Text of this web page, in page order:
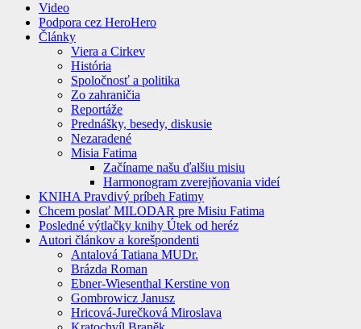
Video
Podpora cez HeroHero
Články
Viera a Cirkev
História
Spoločnosť a politika
Zo zahraničia
Reportáže
Prednášky, besedy, diskusie
Nezaradené
Misia Fatima
Začíname našu ďalšiu misiu
Harmonogram zverejňovania videí
KNIHA Pravdivý príbeh Fatimy
Chcem poslať MILODAR pre Misiu Fatima
Posledné výtlačky knihy Útek od heréz
Autori článkov a korešpondenti
Antalová Tatiana MUDr.
Brázda Roman
Ebner-Wiesenthal Kerstine von
Gombrowicz Janusz
Hricová-Jurečková Miroslava